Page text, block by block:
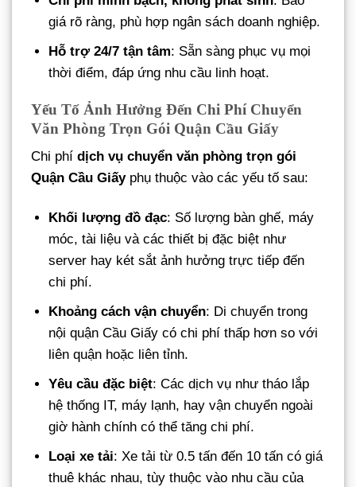
giá rõ ràng, phù hợp ngân sách doanh nghiệp.
Hỗ trợ 24/7 tận tâm: Sẵn sàng phục vụ mọi
thời điểm, đáp ứng nhu cầu linh hoạt.
Yếu Tố Ảnh Hưởng Đến Chi Phí Chuyển
Văn Phòng Trọn Gói Quận Cầu Giấy
Chi phí dịch vụ chuyển văn phòng trọn gói
Quận Cầu Giấyphụ thuộc vào các yếu tố sau:
Khối lượng đồ đạc: Số lượng bàn ghế, máy
móc, tài liệu và các thiết bị đặc biệt như
server hay két sắt ảnh hưởng trực tiếp đến
chi phí.
Khoảng cách vận chuyển: Di chuyển trong
nội quận Cầu Giấy có chi phí thấp hơn so với
liên quận hoặc liên tỉnh.
Yêu cầu đặc biệt: Các dịch vụ như tháo lắp
hệ thống IT, máy lạnh, hay vận chuyển ngoài
giờ hành chính có thể tăng chi phí.
Loại xe tải: Xe tải từ 0.5 tấn đến 10 tấn có giá
thuê khác nhau, tùy thuộc vào nhu cầu của